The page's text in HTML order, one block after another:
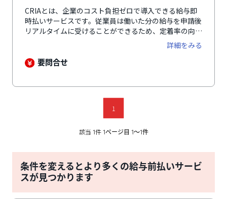
CRIAとは、企業のコスト負担ゼロで導入できる給与即
時払いサービスです。従業員は働いた分の給与を申請後
リアルタイムに受けることができるため、定着率の向上
が期待できます。「日払い週払い」や「給与前払い」と
いったワードを気にする求人者にも強くアピールするこ
とができ、求人応募数の増加にもつながります。サービ
業界最安水準と、トータルコストも業界最安を実現して
詳細をみる
要問合せ
1
該当 1件 1ページ目 1〜1件
条件を変えるとより多くの給与前払いサービ
スが見つかります